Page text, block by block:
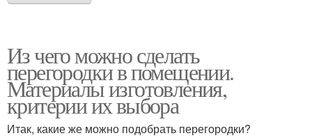
Из чего можно сделать
перегородки в помещении.
Материалы изготовления,
критерии их выбора
Итак, какие же можно подобрать перегородки?